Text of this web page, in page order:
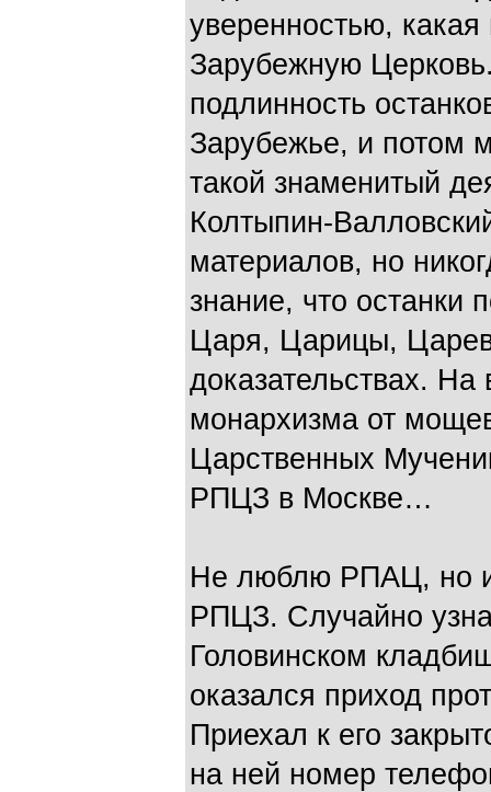
уверенностью,
Зарубежную
подлинность
Зарубежье, и потом
такой знаменитый
Колтыпин-
материалов, но
знание, что
Царя, Царицы,
доказательствах. На
монархизма от
Царственных
РПЦЗ в Москве…
Не люблю РПАЦ, но
РПЦЗ. Случайно
Головинском
оказался приход
Приехал к его
на ней номер